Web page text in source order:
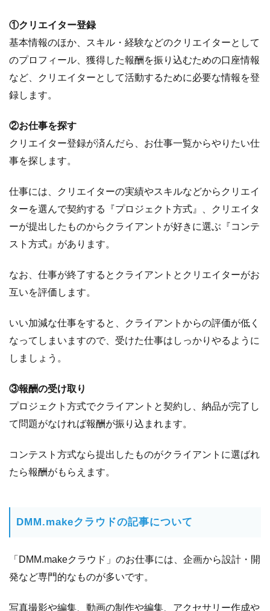
①クリエイター登録
基本情報のほか、スキル・経験などのクリエイターとして
のプロフィール、獲得した報酬を振り込むための口座情報
など、クリエイターとして活動するために必要な情報を登
録します。
②お仕事を探す
クリエイター登録が済んだら、お仕事一覧からやりたい仕
事を探します。
仕事には、クリエイターの実績やスキルなどからクリエイ
ターを選んで契約する『プロジェクト方式』、クリエイタ
ーが提出したものからクライアントが好きに選ぶ『コンテ
スト方式』があります。
なお、仕事が終了するとクライアントとクリエイターがお
互いを評価します。
いい加減な仕事をすると、クライアントからの評価が低く
なってしまいますので、受けた仕事はしっかりやるように
しましょう。
③報酬の受け取り
プロジェクト方式でクライアントと契約し、納品が完了し
て問題がなければ報酬が振り込まれます。
コンテスト方式なら提出したものがクライアントに選ばれ
たら報酬がもらえます。
DMM.makeクラウドの記事について
「DMM.makeクラウド」のお仕事には、企画から設計・開
発など専門的なものが多いです。
写真撮影や編集、動画の制作や編集、アクセサリー作成や